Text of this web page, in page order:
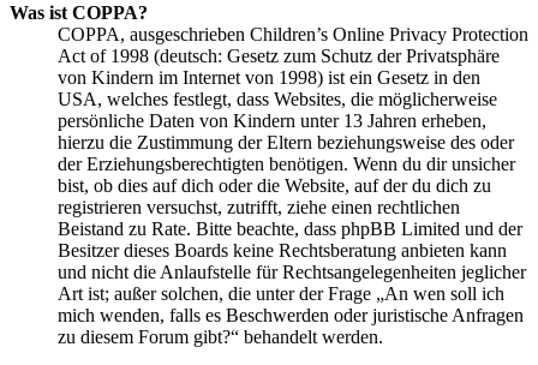
Was ist COPPA?
COPPA, ausgeschrieben Children’s Online Privacy Protection
Act of 1998 (deutsch: Gesetz zum Schutz der Privatsphäre
von Kindern im Internet von 1998) ist ein Gesetz in den
USA, welches festlegt, dass Websites, die möglicherweise
persönliche Daten von Kindern unter 13 Jahren erheben,
hierzu die Zustimmung der Eltern beziehungsweise des oder
der Erziehungsberechtigten benötigen. Wenn du dir unsicher
bist, ob dies auf dich oder die Website, auf der du dich zu
registrieren versuchst, zutrifft, ziehe einen rechtlichen
Beistand zu Rate. Bitte beachte, dass phpBB Limited und der
Besitzer dieses Boards keine Rechtsberatung anbieten kann
und nicht die Anlaufstelle für Rechtsangelegenheiten jeglicher
Art ist; außer solchen, die unter der Frage „An wen soll ich
mich wenden, falls es Beschwerden oder juristische Anfragen
zu diesem Forum gibt?“ behandelt werden.